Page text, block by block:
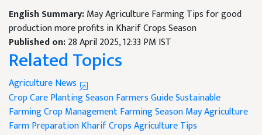
English Summary:May Agriculture Farming Tips for good
production more profits in Kharif Crops Season
Published on:28 April 2025, 12:33 PM IST
Related Topics
Agriculture News
Crop CarePlanting SeasonFarmers GuideSustainable
FarmingCrop ManagementFarming SeasonMay Agriculture
Farm PreparationKharif CropsAgriculture Tips